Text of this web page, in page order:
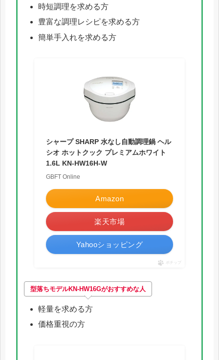
時短調理を求める方
豊富な調理レシピを求める方
簡単手入れを求める方
シャープ SHARP 水なし自動調理鍋 ヘル
シオ ホットクック プレミアムホワイト
1.6L KN-HW16H-W
GBFT Online
Amazon
楽天市場
Yahooショッピング
ポチップ
型落ちモデルKN-HW16Gがおすすめな人
軽量を求める方
価格重視の方